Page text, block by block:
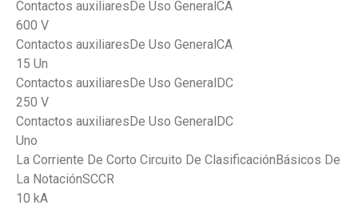
Contactos auxiliaresDe Uso GeneralCA
600 V
Contactos auxiliaresDe Uso GeneralCA
15 Un
Contactos auxiliaresDe Uso GeneralDC
250 V
Contactos auxiliaresDe Uso GeneralDC
Uno
La Corriente De Corto Circuito De ClasificaciónBásicos De
La NotaciónSCCR
10 kA